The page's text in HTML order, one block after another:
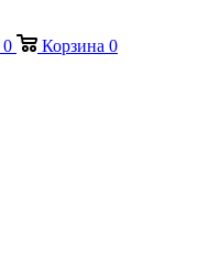
0 Корзина 0